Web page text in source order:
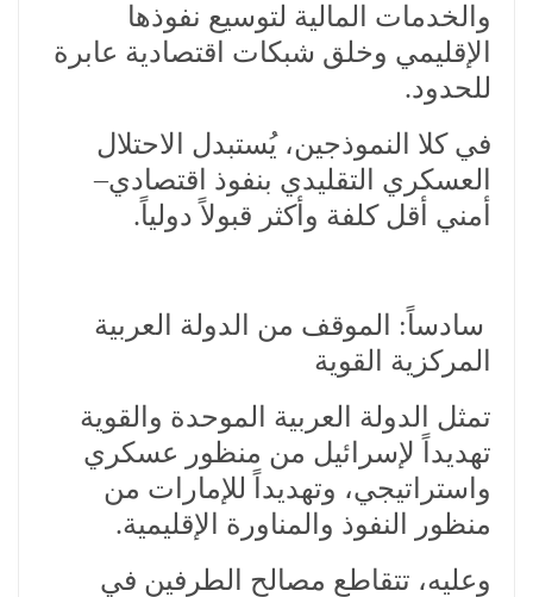
والخدمات المالية لتوسيع نفوذها
الإقليمي وخلق شبكات اقتصادية عابرة
للحدود.
في كلا النموذجين، يُستبدل الاحتلال
العسكري التقليدي بنفوذ اقتصادي–
أمني أقل كلفة وأكثر قبولاً دولياً.
سادساً: الموقف من الدولة العربية
المركزية القوية
تمثل الدولة العربية الموحدة والقوية
تهديداً لإسرائيل من منظور عسكري
واستراتيجي، وتهديداً للإمارات من
منظور النفوذ والمناورة الإقليمية.
وعليه، تتقاطع مصالح الطرفين في